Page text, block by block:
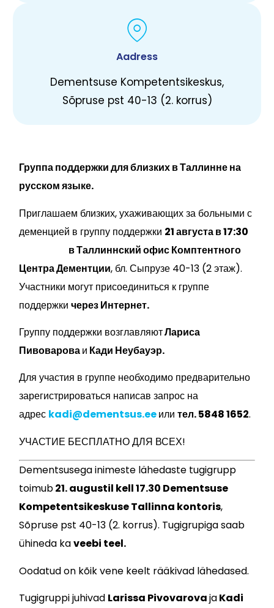
Aadress
Dementsuse Kompetentsikeskus,
Sõpruse pst 40-13 (2. korrus)
Группа поддержки для близких в Таллинне на
русском языке.
Приглашаем близких, ухаживающих за больными с
деменцией в группу поддержки 21 августа в 17:30
в Таллиннский офис Комптентного
Центра Дементции, бл. Сыпрузе 40-13 (2 этаж).
Участники могут присоединиться к группе
поддержки через Интернет.
Группу поддержки возглавляютЛариса
Пивовароваи Кади Неубауэр.
Для участия в группе необходимо предварительно
зарегистрироваться написав запрос на
адрес kadi@dementsus.eeили тел. 5848 1652.
УЧАСТИЕ БЕСПЛАТНО ДЛЯ ВСЕХ!
Dementsusega inimeste lähedaste tugigrupp
toimub21. augustil kell 17.30 Dementsuse
Kompetentsikeskuse Tallinna kontoris,
Sõpruse pst 40-13 (2. korrus). Tugigrupiga saab
ühineda kaveebi teel.
Oodatud on kõik vene keelt rääkivad lähedased.
Tugigruppi juhivad Larissa PivovarovajaKadi